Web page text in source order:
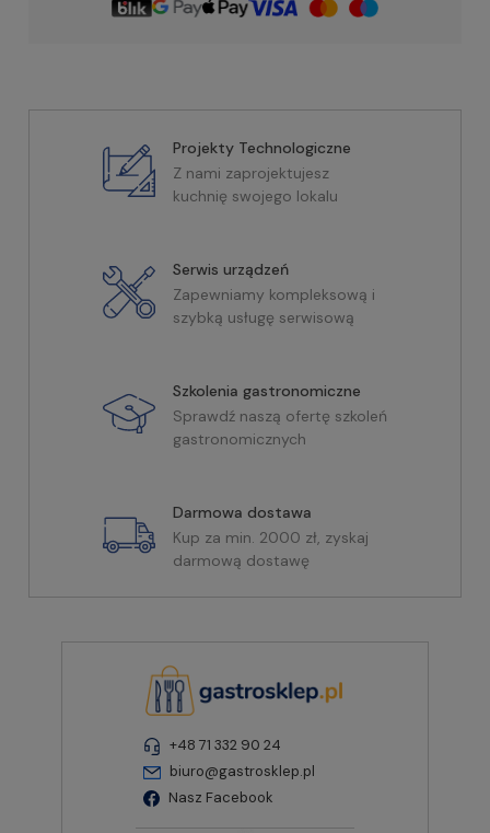
Projekty Technologiczne
Z nami zaprojektujesz
kuchnię swojego lokalu
Serwis urządzeń
Zapewniamy kompleksową i
szybką usługę serwisową
Szkolenia gastronomiczne
Sprawdź naszą ofertę szkoleń
gastronomicznych
Darmowa dostawa
Kup za min. 2000 zł, zyskaj
darmową dostawę
+48 71 332 90 24
biuro@gastrosklep.pl
Nasz Facebook